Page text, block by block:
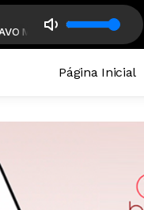
- PEDIDO DE SOCORRO
Página Inicial